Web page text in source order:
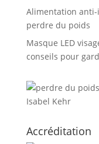
Alimentation
perdre du poids
Masque LED
conseils pour
Accréditation